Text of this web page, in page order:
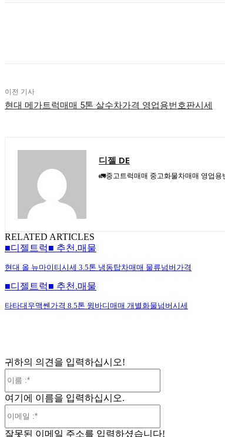
이전 기사
현대 메가트럭매매 5톤 살수차가격 영업용번호판시세
디젤 DE
🚛중고트럭매매 중고화물차매매 영업용
RELATED ARTICLES
■디젤트럭■ 추천.매물
현대 올 뉴마이티시세 3.5톤 냉동탑차매매 물류넘버가격
■디젤트럭■ 추천.매물
타타대우맥쎈가격 8.5톤 윙바디매매 개별화물넘버시세
귀하의 의견을 입력하십시오!
여기에 이름을 입력하십시오.
일
잘못된 이메일 주소를 입력하셨습니다!